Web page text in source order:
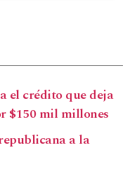
el crédito que deja
$150 mil millones
a la